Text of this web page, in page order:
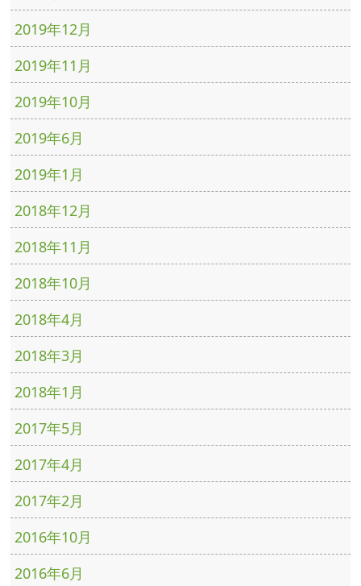
2019年12月
2019年11月
2019年10月
2019年6月
2019年1月
2018年12月
2018年11月
2018年10月
2018年4月
2018年3月
2018年1月
2017年5月
2017年4月
2017年2月
2016年10月
2016年6月